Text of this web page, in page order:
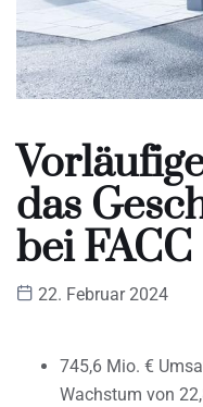
das
bei FACC
22. Februar 2024
745,6 Mio. €
Wachstum von